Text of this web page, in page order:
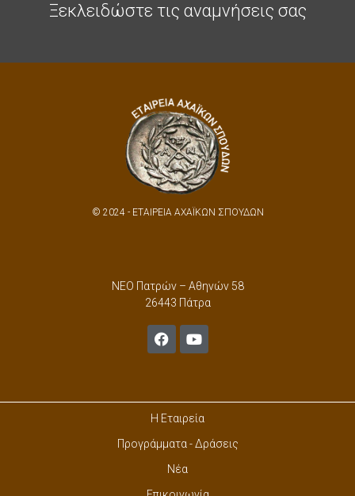
Ξεκλειδώστε τις αναμνήσεις σας
© 2024 - ΕΤΑΙΡΕΙΑ ΑΧΑΪΚΩΝ ΣΠΟΥΔΩΝ
ΝΕΟ Πατρών – Αθηνών 58
26443 Πάτρα
Η Εταιρεία
Προγράμματα - Δράσεις
Νέα